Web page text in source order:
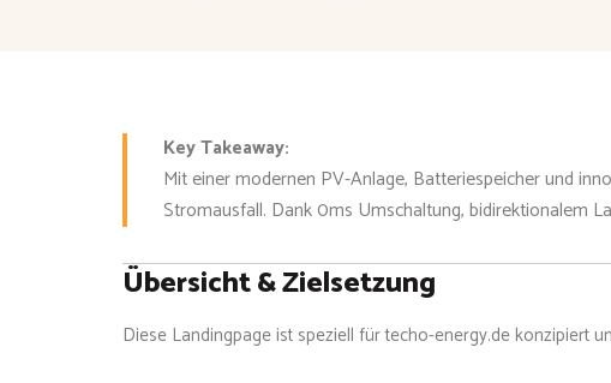
Key Takeaway:
Mit einer modernen PV-Anlage, Batteriespeicher und
Stromausfall. Dank 0ms Umschaltung, bidirektionalem
Übersicht & Zielsetzung
Diese Landingpage ist speziell für techo-energy.de konzipiert